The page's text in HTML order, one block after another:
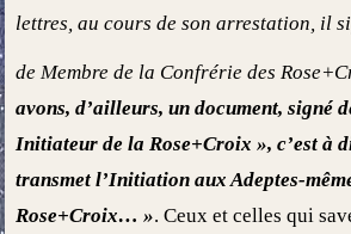
lettres, au cours de son arrestation, il
de Membre de la Confrérie des
avons, d’ailleurs, un document, signé
Initiateur de la Rose+Croix », c’est à
transmet l’Initiation aux Adeptes-
Rose+Croix… ». Ceux et celles qui